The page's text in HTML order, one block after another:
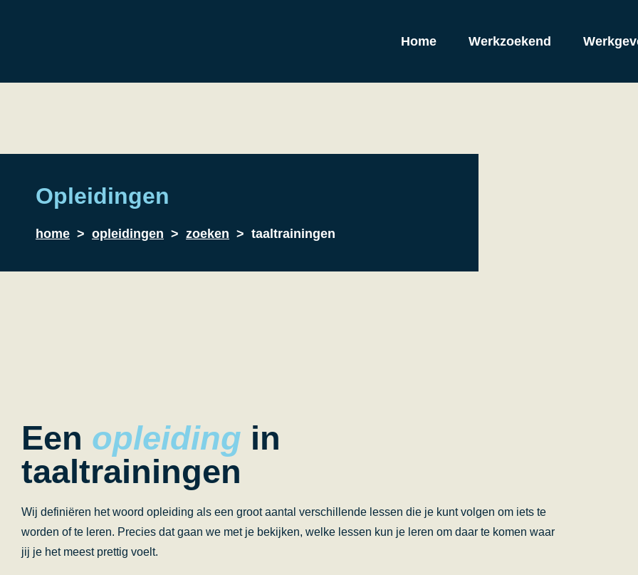
Home Werkzoekend
Opleidingen
home > opleidingen > zoeken > taaltrainingen
Een opleiding in
taaltrainingen
Wij definiëren het woord opleiding als een groot aantal verschillende lessen die je kunt volgen om iets te
worden of te leren. Precies dat gaan we met je bekijken, welke lessen kun je leren om daar te komen waar
jij je het meest prettig voelt.